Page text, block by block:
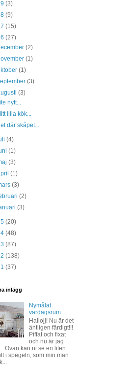
(3)
(9)
(15)
(27)
(2)
(1)
(1)
(3)
(3)
nytt...
lilla kök...
där skåpet...
(4)
(1)
(3)
(1)
(3)
(2)
(3)
(20)
(48)
(87)
(138)
(37)
inlägg
Nymålat
vardagsrum .....
Hallojj! Nu är det
äntligen färdigt!!!
Piffat och fixat
och nu är jag
Ovan kan ni se en liten
i spegeln, som min man